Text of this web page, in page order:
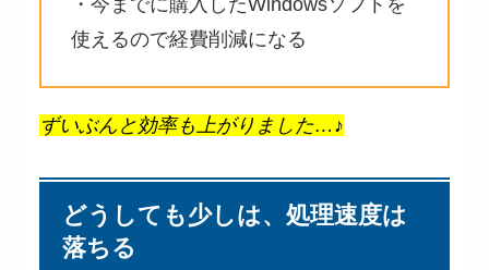
・今までに購入したWindowsソフトを
使えるので経費削減になる
ずいぶんと効率も上がりました…♪
どうしても少しは、処理速度は
落ちる